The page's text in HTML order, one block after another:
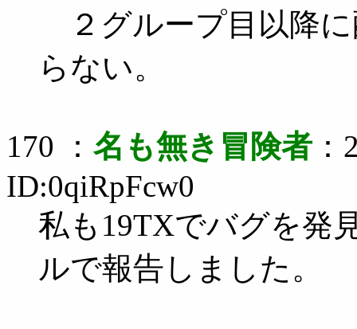
２グループ目以降
らない。
170 ： 名も無き冒険者
ID:0qiRpFcw0
私も19TXでバグを発
ルで報告しました。